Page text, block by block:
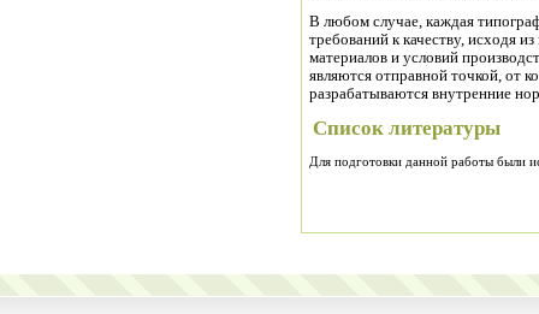
В любом случае, каждая
требований к качеству, исходя
материалов и условий
являются отправной точкой, от
разрабатываются внутренние
Список литературы
Для подготовки данной работы были